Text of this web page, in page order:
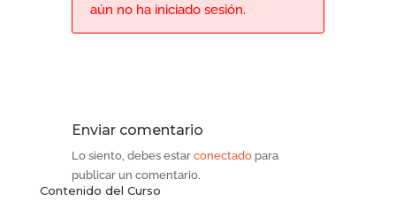
aún no ha iniciado sesión.
Enviar comentario
Lo siento, debes estar conectadopara
publicar un comentario.
Contenido del Curso